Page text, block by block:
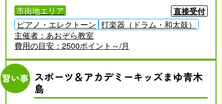
市街地エリア
直接受付
ピアノ・エレクトーン 打楽器（ドラム・和太鼓）
主催者： あおぞら教室
費用の目安：2500ポイント～/月
習い事 スポーツ＆アカデミーキッズまゆ青木
島